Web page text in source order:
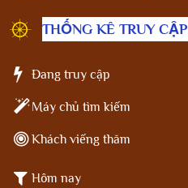
THỐNG KÊ TRUY CẬP
Đang truy cập
Máy chủ tìm kiếm
Khách viếng thăm
Hôm nay